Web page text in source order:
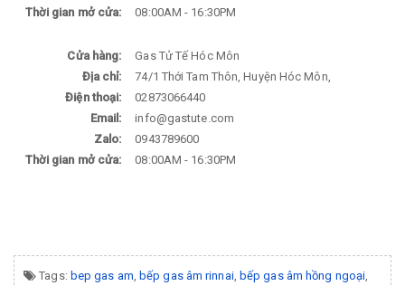
Thời gian mở cửa:
08:00AM - 16:30PM
Cửa hàng:
Gas Tử Tế Hóc Môn
Địa chỉ:
74/1 Thới Tam Thôn, Huyện Hóc Môn,
Điện thoại:
02873066440
Email:
info@gastute.com
Zalo:
0943789600
Thời gian mở cửa:
08:00AM - 16:30PM
Tags: bep gas am, bếp gas âm rinnai, bếp gas âm hồng ngoại,